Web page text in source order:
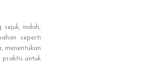
indah,
seperti
menentukan
praktis untuk